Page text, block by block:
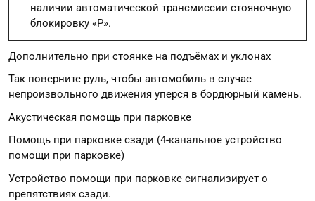
наличии автоматической трансмиссии стояночную
блокировку «Р».
Дополнительно при стоянке на подъёмах и уклонах
Так поверните руль, чтобы автомобиль в случае
непроизвольного движения уперся в бордюрный камень.
Акустическая помощь при парковке
Помощь при парковке сзади (4-канальное устройство
помощи при парковке)
Устройство помощи при парковке сигнализирует о
препятствиях сзади.